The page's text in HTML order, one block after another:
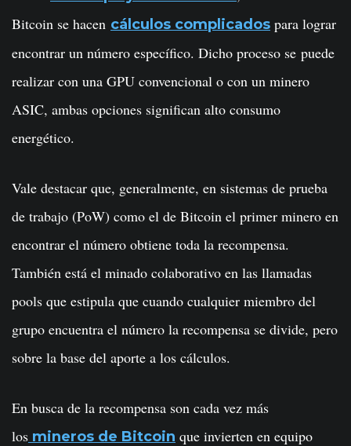
Bitcoin se hacen cálculos complicados para lograr
encontrar un número específico. Dicho proceso se puede
realizar con una GPU convencional o con un minero
ASIC, ambas opciones significan alto consumo
energético.
Vale destacar que, generalmente, en sistemas de prueba
de trabajo (PoW) como el de Bitcoin el primer minero en
encontrar el número obtiene toda la recompensa.
También está el minado colaborativo en las llamadas
pools que estipula que cuando cualquier miembro del
grupo encuentra el número la recompensa se divide, pero
sobre la base del aporte a los cálculos.
En busca de la recompensa son cada vez más
los mineros de Bitcoin que invierten en equipo